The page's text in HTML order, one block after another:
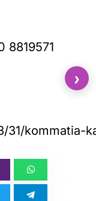
8819571
31/kommatia-
›